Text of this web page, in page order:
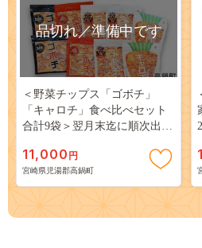
品切れ／準備中です
＜野菜チップス「ゴボチ」
「キャロチ」食べ比べセット
合計9袋＞翌月末迄に順次出荷
11,000 円
宮崎県児湯郡高鍋町